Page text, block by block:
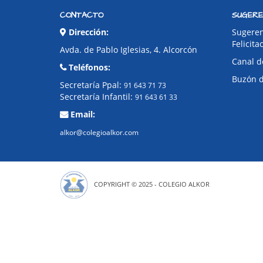
CONTACTO
Dirección:
Avda. de Pablo Iglesias, 4. Alcorcón
Teléfonos:
Secretaría Ppal: 91 643 71 73
Secretaría Infantil: 91 643 61 33
Email:
alkor@colegioalkor.com
Canal
Buzón
COPYRIGHT © 2025 - COLEGIO ALKOR